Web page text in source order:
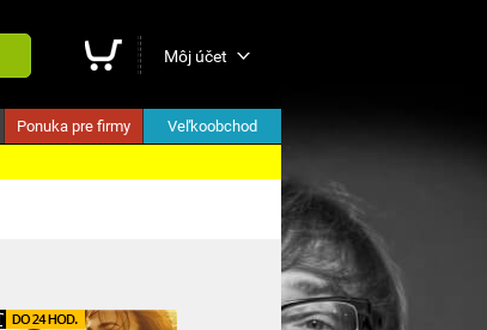
Môj účet
Ponuka pre firmy Veľkoobchod